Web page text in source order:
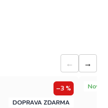
← →
ZDARMA
–3 %